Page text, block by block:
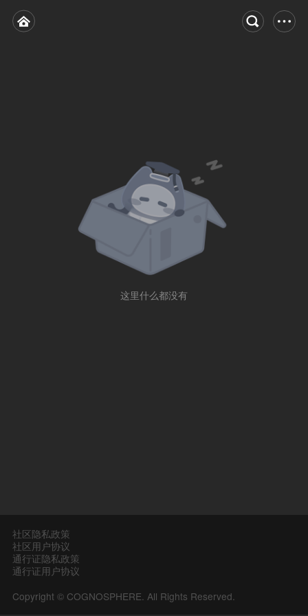
这里什么都没有
社区隐私政策
社区用户协议
通行证隐私政策
通行证用户协议
Copyright © COGNOSPHERE. All Rights Reserved.